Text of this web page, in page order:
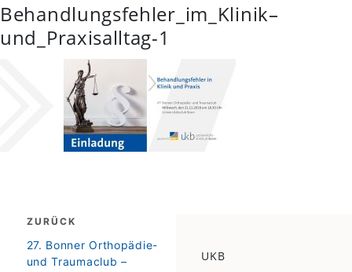
Behandlungsfehler_im_Klinik–
und_Praxisalltag-1
Beitragsnavigation
ZURÜCK
zurück
27. Bonner Orthopädie-
und Traumaclub –
UKB